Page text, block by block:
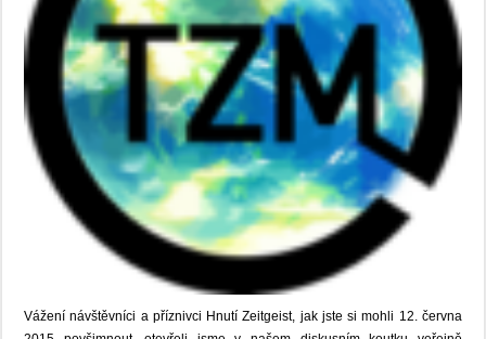
Vážení návštěvníci a příznivci Hnutí Zeitgeist, jak jste si mohli 12. června